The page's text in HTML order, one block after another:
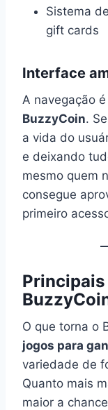
Sistema
gift cards
Interface
A navegação
BuzzyCoin.
a vida do
e deixando
mesmo quem
consegue
primeiro
O que torna o
jogos para
variedade de
Quanto mais
maior a